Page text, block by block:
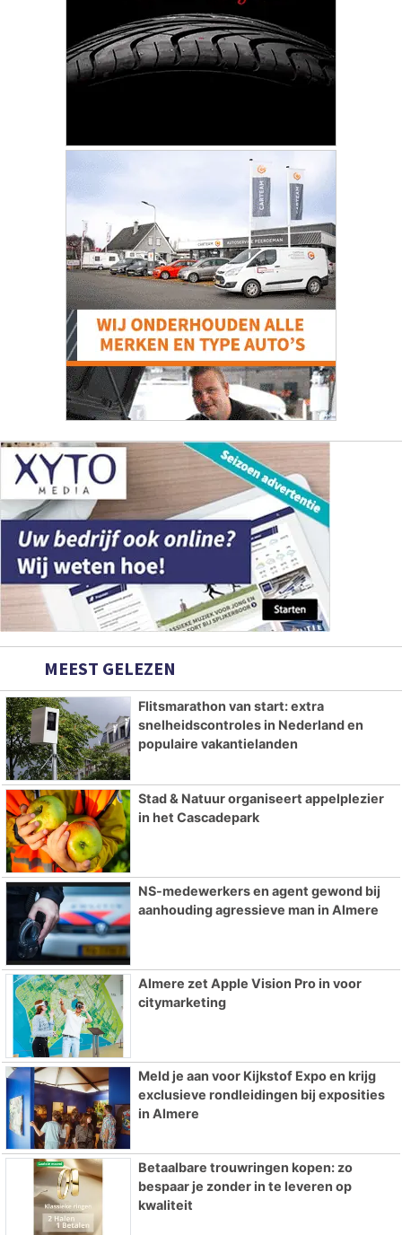
MEEST GELEZEN
Flitsmarathon van start: extra
snelheidscontroles in Nederland en
populaire vakantielanden
Stad & Natuur organiseert appelplezier
in het Cascadepark
NS-medewerkers en agent gewond bij
aanhouding agressieve man in Almere
Almere zet Apple Vision Pro in voor
citymarketing
Meld je aan voor Kijkstof Expo en krijg
exclusieve rondleidingen bij exposities
in Almere
Betaalbare trouwringen kopen: zo
bespaar je zonder in te leveren op
kwaliteit